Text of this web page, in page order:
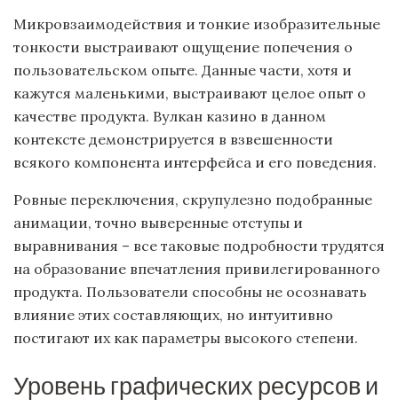
Микровзаимодействия и тонкие изобразительные
тонкости выстраивают ощущение попечения о
пользовательском опыте. Данные части, хотя и
кажутся маленькими, выстраивают целое опыт о
качестве продукта. Вулкан казино в данном
контексте демонстрируется в взвешенности
всякого компонента интерфейса и его поведения.
Ровные переключения, скрупулезно подобранные
анимации, точно выверенные отступы и
выравнивания – все таковые подробности трудятся
на образование впечатления привилегированного
продукта. Пользователи способны не осознавать
влияние этих составляющих, но интуитивно
постигают их как параметры высокого степени.
Уровень графических ресурсов и